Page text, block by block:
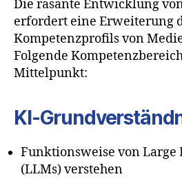
Die rasante Entwicklung
erfordert eine Erweiterung
Kompetenzprofils von
Folgende
Mittelpunkt:
KI-
Funktionsweise von Large
(LLMs) verstehen